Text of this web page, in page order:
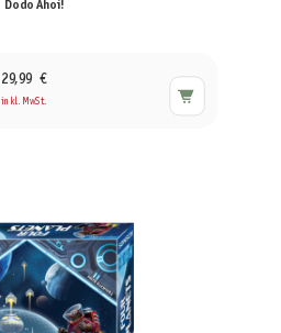
Dodo Ahoi!
29,99 €
inkl. MwSt.